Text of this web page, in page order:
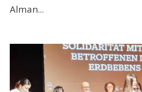
Alman...